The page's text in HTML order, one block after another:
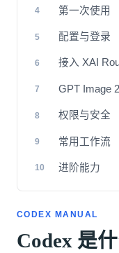
4 第一次使用
5 配置与登录
6 接入 XAI
7 GPT Image
8 权限与安全
9 常用工作流
10 进阶能力
CODEX MANUAL
Codex 是